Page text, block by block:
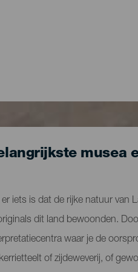
musea
er iets is dat de rijke natuur van
dit land bewoonden.
waar je de
of zijdeweverij, of